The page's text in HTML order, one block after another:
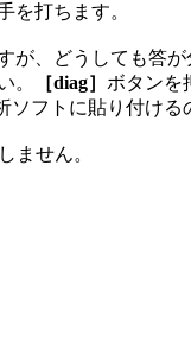
を打ちます。
が、どうしても答
。
［diag］ ボタンを
ソフトに貼り付ける
ません。